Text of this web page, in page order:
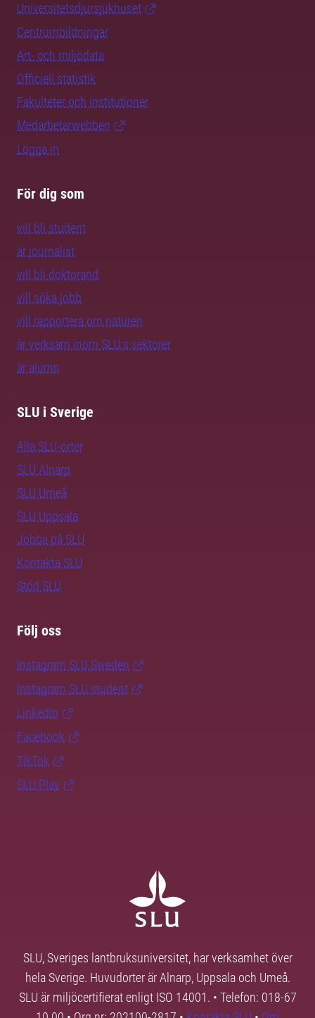
Universitetsdjursjukhuset
Centrumbildningar
Art- och miljödata
Officiell statistik
Fakulteter och institutioner
Medarbetarwebben
Logga in
För dig som
vill bli student
är journalist
vill bli doktorand
vill söka jobb
vill rapportera om naturen
är verksam inom SLU:s sektorer
är alumn
SLU i Sverige
Alla SLU-orter
SLU Alnarp
SLU Umeå
SLU Uppsala
Jobba på SLU
Kontakta SLU
Stöd SLU
Följ oss
Instagram SLU.Sweden
Instagram SLU.student
LinkedIn
Facebook
TikTok
SLU Play
SLU, Sveriges lantbruksuniversitet, har verksamhet över
hela Sverige. Huvudorter är Alnarp, Uppsala och Umeå.
SLU är miljöcertifierat enligt ISO 14001. • Telefon: 018-67